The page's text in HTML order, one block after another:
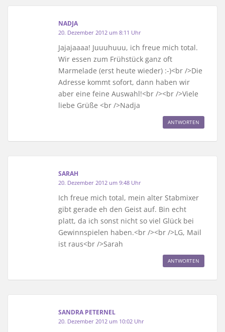
NADJA
20. Dezember 2012 um 8:11 Uhr
Jajajaaaa! Juuuhuuu, ich freue mich total.
Wir essen zum Frühstück ganz oft
Marmelade (erst heute wieder) :-)<br />Die
Adresse kommt sofort, dann haben wir
aber eine feine Auswahl!<br /><br />Viele
liebe Grüße <br />Nadja
ANTWORTEN
SARAH
20. Dezember 2012 um 9:48 Uhr
Ich freue mich total, mein alter Stabmixer
gibt gerade eh den Geist auf. Bin echt
platt, da ich sonst nicht so viel Glück bei
Gewinnspielen haben.<br /><br />LG, Mail
ist raus<br />Sarah
ANTWORTEN
SANDRA PETERNEL
20. Dezember 2012 um 10:02 Uhr